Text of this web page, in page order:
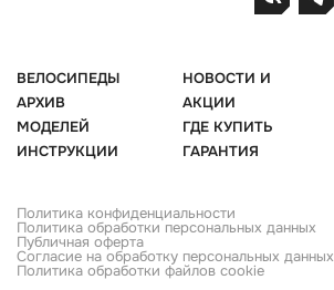
ВЕЛОСИПЕДЫ
АРХИВ
МОДЕЛЕЙ
ИНСТРУКЦИИ
НОВОСТИ И
АКЦИИ
ГДЕ КУПИТЬ
ГАРАНТИЯ
Политика конфиденциальности
Политика обработки персональных данных
Публичная оферта
Согласие на обработку персональных данных
Политика обработки файлов cookie